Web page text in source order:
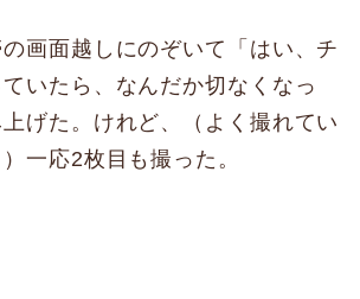
画面越しにのぞいて「はい、チ
いたら、なんだか切なくなっ
げた。けれど、（よく撮れてい
一応2枚目も撮った。